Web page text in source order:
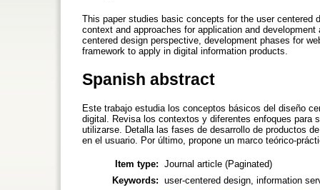
This paper studies basic concepts for the user centered
context and approaches for application and
centered design perspective, development phases for
framework to apply in digital information products.
Spanish abstract
Este trabajo estudia los conceptos básicos del diseño
digital. Revisa los contextos y diferentes enfoques para
utilizarse. Detalla las fases de desarrollo de productos
en el usuario. Por último, propone un marco teórico-
Item type: Journal article (Paginated)
Keywords: user-centered design, information